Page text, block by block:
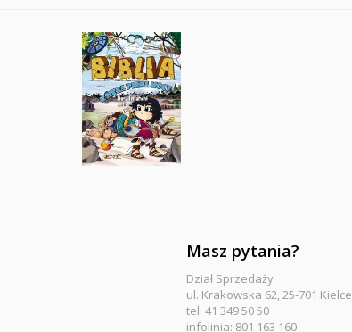
Masz pytania?
Dział Sprzedaży
ul. Krakowska 62, 25-701 Kielce
tel. 41 349 50 50
infolinia: 801 163 160